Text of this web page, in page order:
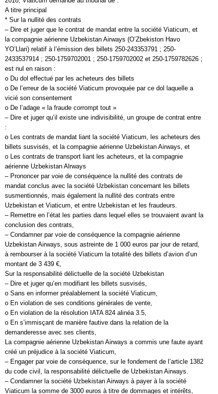
A titre principal
* Sur la nullité des contrats
– Dire et juger que le contrat de mandat entre la société Viaticum, et
la compagnie aérienne Uzbekistan Airways (O’Zbekiston Havo
YO’Llari) relatif à l’émission des billets 250-243353791 ; 250-
2433537914 ; 250-1759702001 ; 250-1759702002 et 250-1759782626 ;
est nul en raison :
o Du dol effectué par les acheteurs des billets
o De l’erreur de la société Viaticum provoquée par ce dol laquelle a
vicié son consentement
o De l’adage « la fraude corrompt tout »
– Dire et juger qu’il existe une indivisibilité, un groupe de contrat entre
:
o Les contrats de mandat liant la société Viaticum, les acheteurs des
billets susvisés, et la compagnie aérienne Uzbekistan Airways, et
o Les contrats de transport liant les acheteurs, et la compagnie
aérienne Uzbekistan Alrways
– Prononcer par voie de conséquence la nullité des contrats de
mandat conclus avec la société Uzbekistan concernant les billets
susmentionnés, mais également la nullité des contrats entre
Uzbekistan et Viaticum, et entre Uzbekistan et les fraudeurs.
– Remettre en l’état les parties dans lequel elles se trouvaient avant la
conclusion des contrats,
– Condamner par voie de conséquence la compagnie aérienne
Uzbekistan Airways, sous astreinte de 1 000 euros par jour de retard,
à rembourser à la société Viaticum la totalité des billets d’avion d’un
montant de 3 439 €,
Sur la responsabilité délictuelle de la société Uzbekistan
– Dire et juger qu’en modifiant les billets susvisés,
o Sans en informer préalablement la société Viaticum,
o En violation de ses conditions générales de vente,
o En violation de la résolution IATA 824 alinéa 3.5,
o En s’immisçant de manière fautive dans la relation de la
demanderesse avec ses clients,
La compagnie aérienne Uzbekistan Airways a commis une faute ayant
créé un préjudice à la société Viaticum,
– Engager par voie de conséquence, sur le fondement de l’article 1382
du code civil, la responsabilité délictuelle de Uzbekistan Airways.
– Condamner la société Uzbekistan Airways à payer à la société
Viaticum la somme de 3000 euros à titre de dommages et intérêts,